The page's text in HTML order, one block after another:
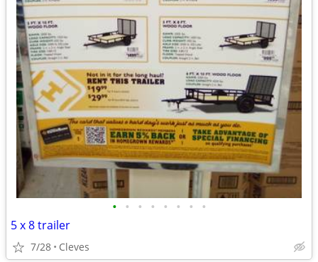
• • • • • • • •
5 x 8 trailer
7/28 Cleves